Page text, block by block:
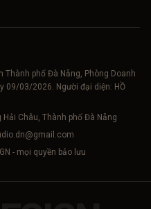
Thành phố Đà Nẵng, Phòng Doanh
09/03/2026. Người đại diện: HỒ
Châu, Thành phố Đà Nẵng
- mọi quyền bảo lưu